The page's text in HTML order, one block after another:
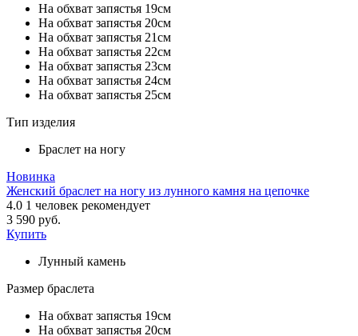
На обхват запястья 19см
На обхват запястья 20см
На обхват запястья 21см
На обхват запястья 22см
На обхват запястья 23см
На обхват запястья 24см
На обхват запястья 25см
Тип изделия
Браслет на ногу
Новинка
Женский браслет на ногу из лунного камня на цепочке
4.0 1 человек рекомендует
3 590 руб.
Купить
Лунный камень
Размер браслета
На обхват запястья 19см
На обхват запястья 20см